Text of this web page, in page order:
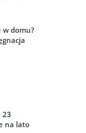
w domu?
23
na lato